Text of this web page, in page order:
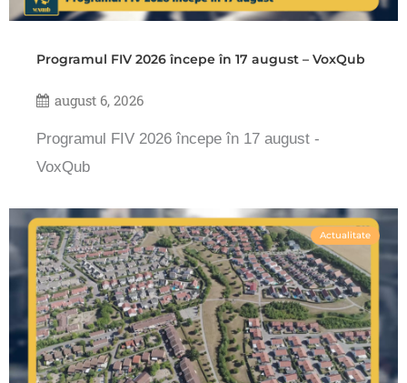
Programul FIV 2026 începe în 17 august – VoxQub
august 6, 2026
Programul FIV 2026 începe în 17 august -
VoxQub
Actualitate